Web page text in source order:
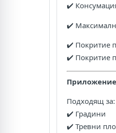
✔️
✔️
✔️ Покритие
✔️ Покритие
Приложение
Подходящ за:
✔️ Градини
✔️ Тревни